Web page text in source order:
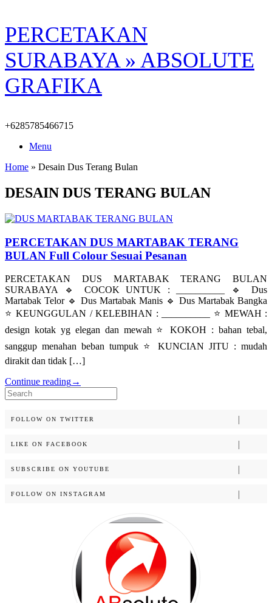
Skip
to
content
PERCETAKAN
SURABAYA » ABSOLUTE
GRAFIKA
+6285785466715
Menu
Home » Desain Dus Terang Bulan
DESAIN DUS TERANG BULAN
PERCETAKAN DUS MARTABAK TERANG
BULAN Full Colour Sesuai Pesanan
PERCETAKAN DUS MARTABAK TERANG BULAN
SURABAYA 🔹 COCOK UNTUK : __________ 🔹 Dus
Martabak Telor 🔹 Dus Martabak Manis 🔹 Dus Martabak Bangka
⭐️ KEUNGGULAN / KELEBIHAN : __________ ⭐️ MEWAH :
design kotak yg elegan dan mewah ⭐️ KOKOH : bahan tebal,
sanggup menahan beban tumpuk ⭐️ KUNCIAN JITU : mudah
dirakit dan tidak […]
Continue reading→
Search
for:
FOLLOW ON TWITTER
LIKE ON FACEBOOK
SUBSCRIBE ON YOUTUBE
FOLLOW ON INSTAGRAM